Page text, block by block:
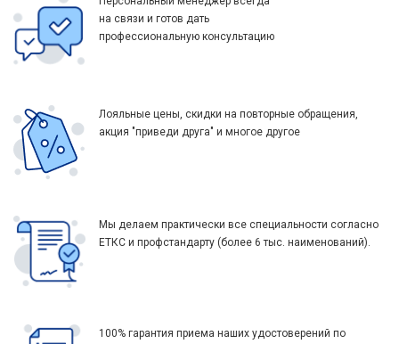
на связи и готов дать
профессиональную консультацию
Лояльные цены, скидки на повторные обращения,
акция "приведи друга" и многое другое
Мы делаем практически все специальности согласно
ЕТКС и профстандарту (более 6 тыс. наименований).
100% гарантия приема наших удостоверений по